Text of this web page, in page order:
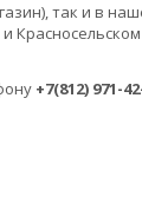
так и в
+7(812) 971-